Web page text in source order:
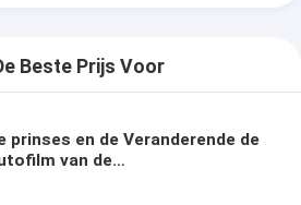
Beste Prijs Voor
prinses en de Veranderende de
van de